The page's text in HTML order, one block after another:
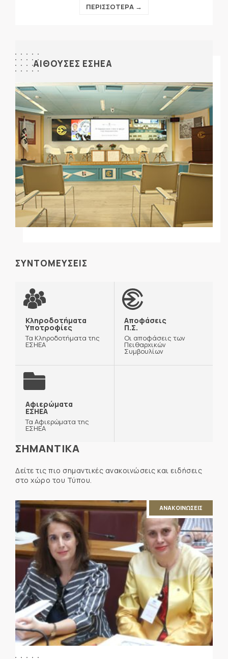
ΠΕΡΙΣΣΟΤΕΡΑ →
ΑΙΘΟΥΣΕΣ ΕΣΗΕΑ
ΣΥΝΤΟΜΕΥΣΕΙΣ
Κληροδοτήματα
Υποτροφίες
Τα Κληροδοτήματα της
ΕΣΗΕΑ
Αποφάσεις
Π.Σ.
Οι αποφάσεις των
Πειθαρχικών
Συμβουλίων
Αφιερώματα
ΕΣΗΕΑ
Τα Αφιερώματα της
ΕΣΗΕΑ
ΣΗΜΑΝΤΙΚΑ
Δείτε τις πιο σημαντικές ανακοινώσεις και ειδήσεις
στο χώρο του Τύπου.
ΑΝΑΚΟΙΝΩΣΕΙΣ